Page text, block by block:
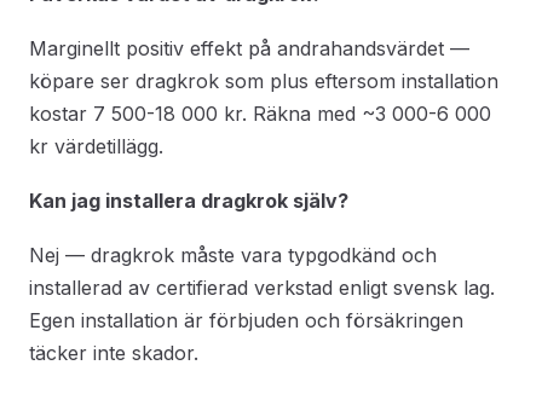
Marginellt positiv effekt på andrahandsvärdet —
köpare ser dragkrok som plus eftersom installation
kostar 7 500-18 000 kr. Räkna med ~3 000-6 000
kr värdetillägg.
Kan jag installera dragkrok själv?
Nej — dragkrok måste vara typgodkänd och
installerad av certifierad verkstad enligt svensk lag.
Egen installation är förbjuden och försäkringen
täcker inte skador.